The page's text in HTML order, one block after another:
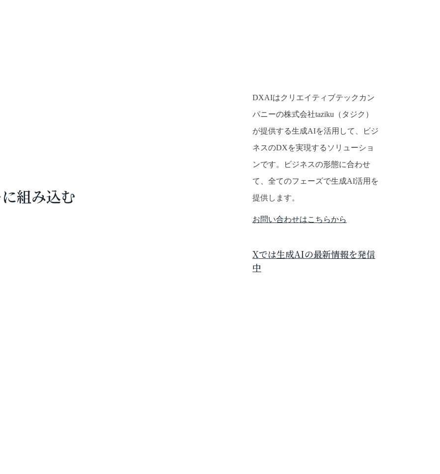
組み込む
DXAIはクリエイティブテックカン
パニーの株式会社taziku（タジク）
が提供する生成AIを活用して、ビジ
ネスのDXを実現するソリューショ
ンです。ビジネスの形態に合わせ
て、全てのフェーズで生成AI活用を
提供します。
お問い合わせはこちらから
Xでは生成AIの最新情報を発信
中